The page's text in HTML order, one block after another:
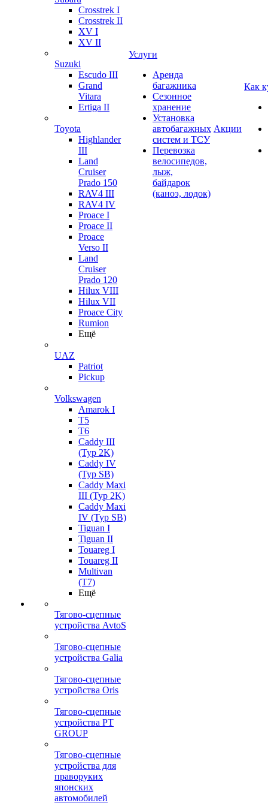
Crosstrek I
Crosstrek II
XV I
XV II
Suzuki
Escudo III
Grand
Vitara
Ertiga II
Toyota
Highlander
III
Land
Cruiser
Prado 150
RAV4 III
RAV4 IV
Proace I
Proace II
Proace
Verso II
Land
Cruiser
Prado 120
Hilux VIII
Hilux VII
Proace City
Rumion
Ещё
UAZ
Patriot
Pickup
Volkswagen
Amarok I
T5
T6
Caddy III
(Typ 2K)
Caddy IV
(Typ SB)
Caddy Maxi
III (Typ 2K)
Caddy Maxi
IV (Typ SB)
Tiguan I
Tiguan II
Touareg I
Touareg II
Multivan
(T7)
Ещё
Тягово-сцепные
устройства AvtoS
Тягово-сцепные
устройства Galia
Тягово-сцепные
устройства Oris
Тягово-сцепные
устройства PT
GROUP
Тягово-сцепные
устройства для
праворуких
японских
автомобилей
Услуги
Аренда
багажника
Сезонное
хранение
Установка
автобагажных
систем и ТСУ
Перевозка
велосипедов,
лыж,
байдарок
(каноэ, лодок)
Акции
Как